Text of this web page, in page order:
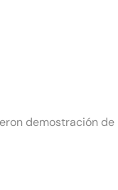
demostración